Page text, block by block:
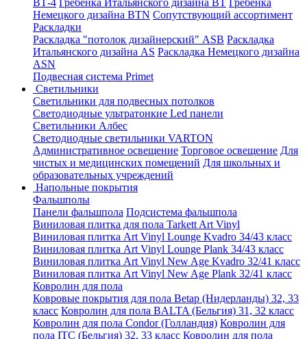
ВТ-4 Гребенка Итальянского дизайна BT Гребенка
Немецкого дизайна ВТN Сопутствующий ассортимент
Раскладки
Раскладка "потолок дизайнерский" ASB Раскладка
Итальянского дизайна AS Раскладка Немецкого дизайна
АSN
Подвесная система Primet
Светильники
Светильники для подвесных потолков
Светодиодные ультратонкие Led панели
Светильники Албес
Светодиодные светильники VARTON
Административное освещение Торговое освещение Для
чистых и медицинских помещений Для школьных и
образовательных учреждений
Напольные покрытия
Фальшполы
Панели фальшпола Подсистема фальшпола
Виниловая плитка для пола Tarkett Art Vinyl
Виниловая плитка Art Vinyl Lounge Kvadro 34/43 класс
Виниловая плитка Art Vinyl Lounge Plank 34/43 класс
Виниловая плитка Art Vinyl New Age Kvadro 32/41 класс
Виниловая плитка Art Vinyl New Age Plank 32/41 класс
Ковролин для пола
Ковровые покрытия для пола Betap (Нидерланды) 32, 33
класс Ковролин для пола BALTA (Бельгия) 31, 32 класс
Ковролин для пола Condor (Голландия) Ковролин для
пола ITC (Бельгия) 32, 33 класс Ковролин для пола